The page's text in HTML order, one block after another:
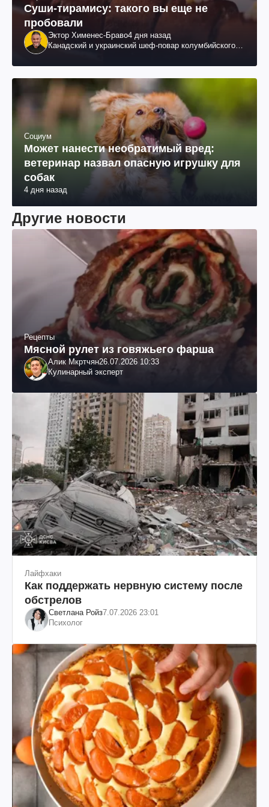
Суши-тирамису: такого вы еще не
пробовали
Эктор Хименес-Браво4 дня назад
Канадский и украинский шеф-повар колумбийского
Социум
Может нанести необратимый вред:
ветеринар назвал опасную игрушку для
собак
4 дня назад
Другие новости
Рецепты
Мясной рулет из говяжьего фарша
Алик Мкртчян26.07.2026 10:33
Кулинарный эксперт
Лайфхаки
Как поддержать нервную систему после
обстрелов
Светлана Ройз7.07.2026 23:01
Психолог